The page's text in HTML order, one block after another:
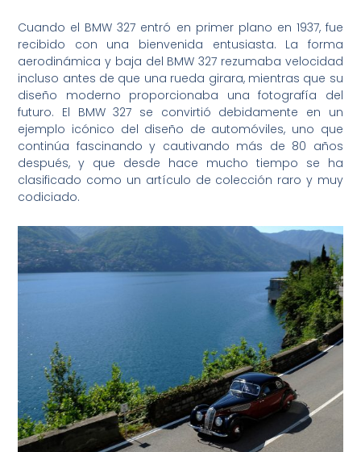
Cuando el BMW 327 entró en primer plano en 1937, fue
recibido con una bienvenida entusiasta. La forma
aerodinámica y baja del BMW 327 rezumaba velocidad
incluso antes de que una rueda girara, mientras que su
diseño moderno proporcionaba una fotografía del
futuro. El BMW 327 se convirtió debidamente en un
ejemplo icónico del diseño de automóviles, uno que
continúa fascinando y cautivando más de 80 años
después, y que desde hace mucho tiempo se ha
clasificado como un artículo de colección raro y muy
codiciado.